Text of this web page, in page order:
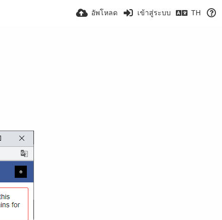
อัพโหลด เข้าสู่ระบบ TH